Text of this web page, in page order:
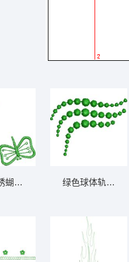
蝴蝶图案 免费小花系列5千针以
绿色球体轨迹图